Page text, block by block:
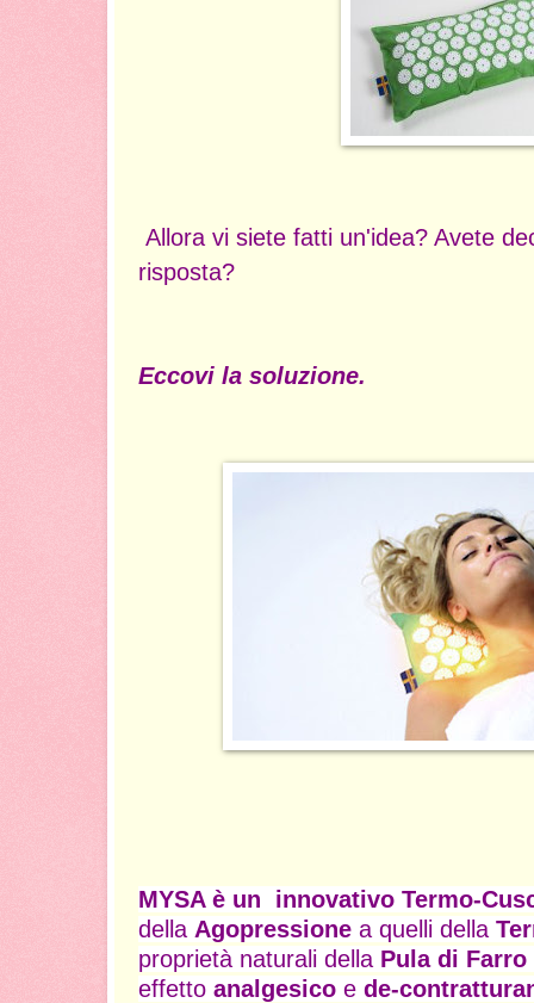
Allora vi siete fatti un'idea? Avete
risposta?
Eccovi la soluzione.
MYSA è un innovativo Termo-
della Agopressione a quelli della
proprietà naturali della Pula di
effetto analgesico e de-